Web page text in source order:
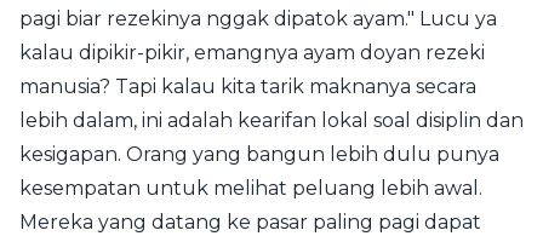
pagi biar rezekinya nggak dipatok ayam." Lucu ya
kalau dipikir-pikir, emangnya ayam doyan rezeki
manusia? Tapi kalau kita tarik maknanya secara
lebih dalam, ini adalah kearifan lokal soal disiplin dan
kesigapan. Orang yang bangun lebih dulu punya
kesempatan untuk melihat peluang lebih awal.
Mereka yang datang ke pasar paling pagi dapat